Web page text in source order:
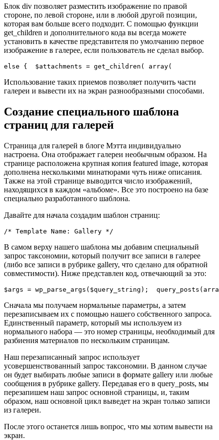
Блок div позволяет разместить изображение по правой
стороне, по левой стороне, или в любой другой позиции,
которая вам больше всего подходит. С помощью функции
get_children и дополнительного кода вы всегда можете
установить в качестве представителя по умолчанию первое
изображение в галерее, если пользователь не сделал выбор.
Использование таких приемов позволяет получить части
галереи и вывести их на экран разнообразными способами.
Создание специального шаблона
страниц для галерей
Страница для галерей в блоге Мэтта индивидуально
настроена. Она отображает галереи необычным образом. На
странице расположена крупная копия featured image, которая
дополнена несколькими минатюрами чуть ниже описания.
Также на этой странице выводится число изображений,
находящихся в каждом «альбоме». Все это построено на базе
специально разработанного шаблона.
Давайте для начала создадим шаблон страниц:
/* Template Name: Gallery */
В самом верху нашего шаблона мы добавим специальный
запрос таксономии, который получит все записи в галерее
(либо все записи в рубрике gallery, что сделано для обратной
совместимости). Ниже представлен код, отвечающий за это:
$args = wp_parse_args($query_string);
Сначала мы получаем нормальные параметры, а затем
перезаписываем их с помощью нашего собственного запроса.
Единственный параметр, который мы используем из
нормального набора — это номер страницы, необходимый для
разбиения материалов по нескольким страницам.
Наш перезаписанный запрос использует
усовершенствованный запрос таксономии. В данном случае
он будет выбирать любые записи в формате gallery или любые
сообщения в рубрике gallery. Передавая его в query_posts, мы
перезапишем наш запрос основной страницы, и, таким
образом, наш основной цикл выведет на экран только записи
из галереи.
После этого останется лишь вопрос, что мы хотим вывести на
экран.